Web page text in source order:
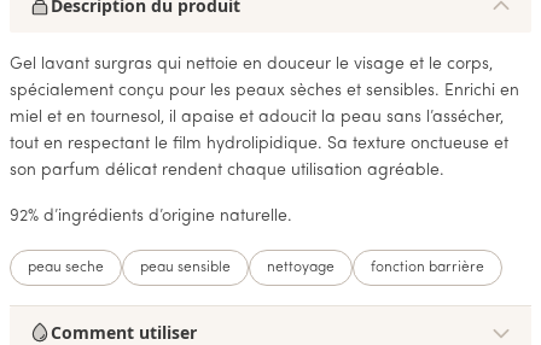
Description du produit
Gel lavant surgras qui nettoie en douceur le visage et le corps,
spécialement conçu pour les peaux sèches et sensibles. Enrichi en
miel et en tournesol, il apaise et adoucit la peau sans l’assécher,
tout en respectant le film hydrolipidique. Sa texture onctueuse et
son parfum délicat rendent chaque utilisation agréable.
92% d’ingrédients d’origine naturelle.
peau seche peau sensible nettoyage fonction barrière
Comment utiliser